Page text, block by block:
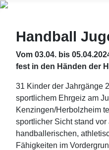
Handball
Vom 03.04. bis
fest in den Händen der
31 Kinder der Jahrgänge
sportlichem Ehrgeiz am
Kenzingen/Herbolzheim
sportlicher Sicht stand
handballerischen,
Fähigkeiten im